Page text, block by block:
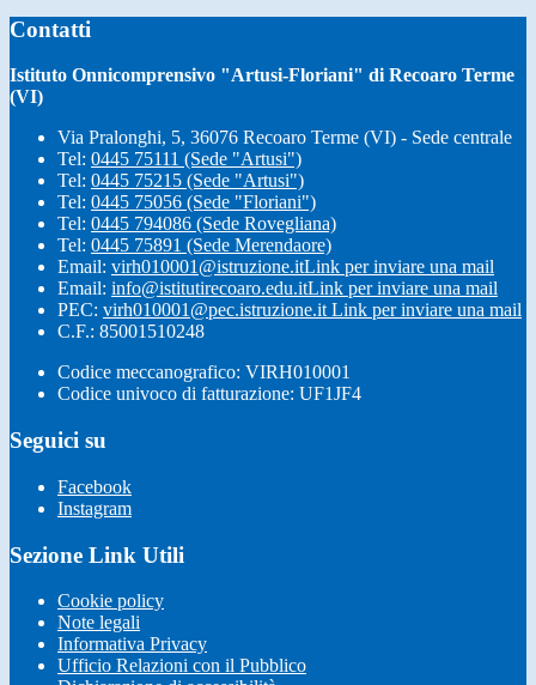
Contatti
Istituto Onnicomprensivo "Artusi-Floriani" di Recoaro Terme
(VI)
Via Pralonghi, 5, 36076 Recoaro Terme (VI) - Sede centrale
Tel: 0445 75111 (Sede "Artusi")
Tel: 0445 75215 (Sede "Artusi")
Tel: 0445 75056 (Sede "Floriani")
Tel: 0445 794086 (Sede Rovegliana)
Tel: 0445 75891 (Sede Merendaore)
Email: virh010001@istruzione.itLink per inviare una mail
Email: info@istitutirecoaro.edu.itLink per inviare una mail
PEC: virh010001@pec.istruzione.it Link per inviare una mail
C.F.: 85001510248
Codice meccanografico: VIRH010001
Codice univoco di fatturazione: UF1JF4
Seguici su
Facebook
Instagram
Sezione Link Utili
Cookie policy
Note legali
Informativa Privacy
Ufficio Relazioni con il Pubblico